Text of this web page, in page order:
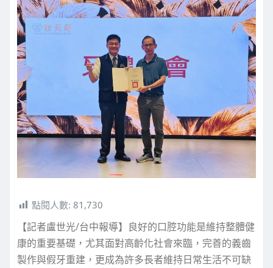
點閱人數: 81,730
【記者盧世光/台中報導】良好的口腔功能是維持整體健
康的重要基礎，尤其面對高齡化社會來臨，完善的義齒
製作與假牙重建，更成為許多長者維持日常生活不可缺